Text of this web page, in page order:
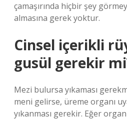
çamaşırında hiçbir şey
almasına gerek yoktur.
Cinsel içerikli
gusül gerekir
Mezi bulursa yıkaması
meni gelirse, üreme organı
yıkanması gerekir. Eğer